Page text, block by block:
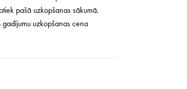
pašā uzkopšanas sākumā.
uzkopšanas cena